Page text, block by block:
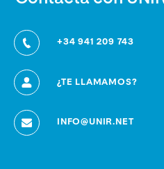
+34 941 209 743
¿TE LLAMAMOS?
INFO@UNIR.NET